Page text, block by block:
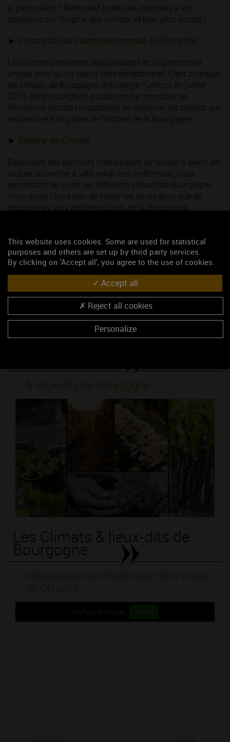
si particuliers ? Retrouvez toutes les réponses à vos
questions sur l’origine des climats, et bien plus encore !
► L'inscription au Patrimoine mondial de l'humanité
Les climats présentent des paysages et un patrimoine
unique ainsi qu’un savoir-faire exceptionnel. C’est pourquoi
les climats de Bourgogne ont intégré l’Unesco en juillet
2015, cette inscription au patrimoine mondiale de
l’humanité montre l’importance de préserver les climats qui
retracent et font partie de l’histoire de la Bourgogne.
► Explorer les Climats
Découvrez des parcours thématiques se faisant à pieds, en
voiture, ou même à vélo selon vos préférences, vous
permettant de visiter les différents climats de Bourgogne.
Vous aurez l’occasion de visiter les caves ainsi que de
déguster les vins emblématiques de la Bourgogne.
LIENS RAPIDES
L'inscription au Patrimoine mondial de l'humanité
Explorer les Climats
& lieux-dits de Bourgogne
Les Climats & lieux-dits de
Bourgogne
Développement historique de la notion
de Climats ...
YouTube is disabled. Accept
This website uses cookies. Some are used for statistical
purposes and others are set up by third party services.
By clicking on 'Accept all', you agree to the use of cookies.
Accept all
Reject all cookies
Personalize